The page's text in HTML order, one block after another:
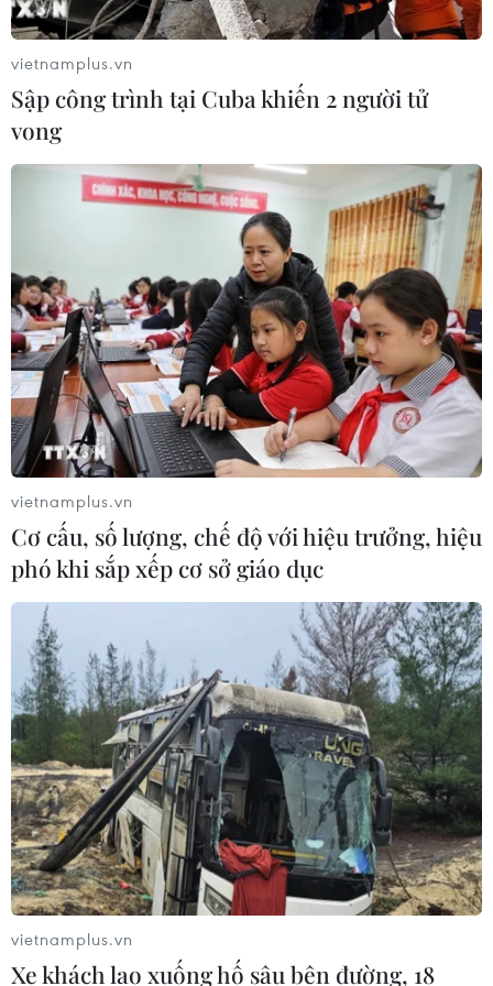
Chưa có bằng chứng truyền máu trẻ
giúp chống lão hóa
06/08/2026 23:16
Xung đột Israel-Hamas: Ít nhất 300
trẻ em thiệt mạng trong 300 ngày
Nước thải từ máy bay có thể giúp
phát hiện sớm nguy cơ đại dịch
06/08/2026 22:30
trong vụ vượt biển ồ ạt vào Ceuta
06/08/2026 16:03
Đức tuyên án chung thân đối tượng
gây vụ lao xe vào đám đông ở
Munich
06/08/2026 15:57
Italy và Hy Lạp trở thành điểm nóng
của virus Tây sông Nile
06/08/2026 13:24
Bão Dolphin hướng vào miền Đông
vietnamplus.vn
Sập công trình tại Cuba khiến 2 người tử
vong
vietnamplus.vn
Cơ cấu, số lượng, chế độ với hiệu trưởng, hiệu
phó khi sắp xếp cơ sở giáo dục
vietnamplus.vn
Xe khách lao xuống hố sâu bên đường, 18